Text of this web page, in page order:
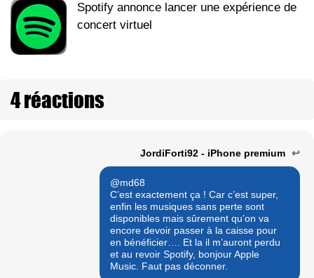
Spotify annonce lancer une expérience de
concert virtuel
4 réactions
JordiForti92 - iPhone premium ↩
@md68
C’est exactement ça ! Car c’est super,
enfin les musiques sans perte sont
disponibles mais sûrement qu’on va
encore devoir passer à la caisse pour
en bénéficier…. Et la il m’auront perdu
et au revoir Spotify, bonjour Apple
Music. Faut pas déconner.